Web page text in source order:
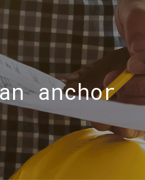
anchor